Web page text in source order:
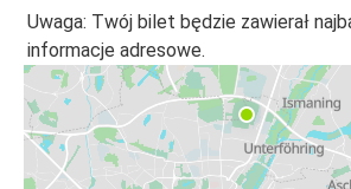
Uwaga: Twój bilet będzie zawierał
informacje adresowe.